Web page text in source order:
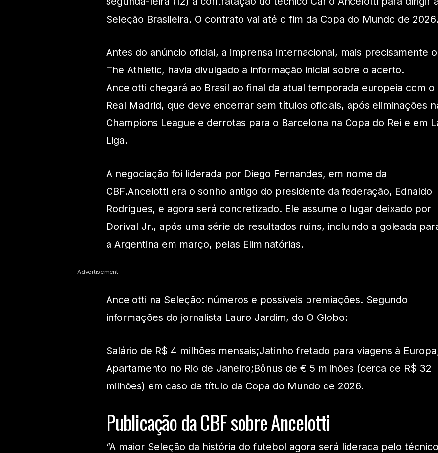
Seleção Brasileira. O contrato vai até o fim da Copa do Mundo de 2026.
Antes do anúncio oficial, a imprensa internacional, mais precisamente o
The Athletic, havia divulgado a informação inicial sobre o acerto.
Ancelotti chegará ao Brasil ao final da atual temporada europeia com o
Real Madrid, que deve encerrar sem títulos oficiais, após eliminações
Champions League e derrotas para o Barcelona na Copa do Rei e em
Liga.
A negociação foi liderada por Diego Fernandes, em nome da
CBF.Ancelotti era o sonho antigo do presidente da federação, Ednaldo
Rodrigues, e agora será concretizado. Ele assume o lugar deixado por
Dorival Jr., após uma série de resultados ruins, incluindo a goleada
a Argentina em março, pelas Eliminatórias.
Advertisement
Ancelotti na Seleção: números e possíveis premiações. Segundo
informações do jornalista Lauro Jardim, do O Globo:
Salário de R$ 4 milhões mensais;Jatinho fretado para viagens à
Apartamento no Rio de Janeiro;Bônus de € 5 milhões (cerca de R$ 32
milhões) em caso de título da Copa do Mundo de 2026.
Publicação da CBF sobre Ancelotti
“A maior Seleção da história do futebol agora será liderada pelo técnico